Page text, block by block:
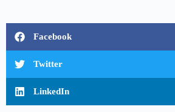
Facebook
Twitter
LinkedIn